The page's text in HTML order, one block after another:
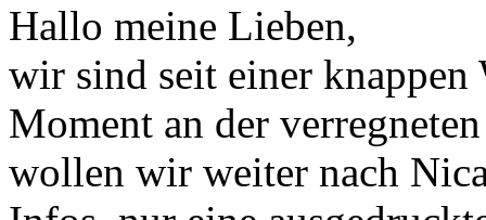
Hallo meine Lieben,
wir sind seit einer
Moment an der
wollen wir weiter nach